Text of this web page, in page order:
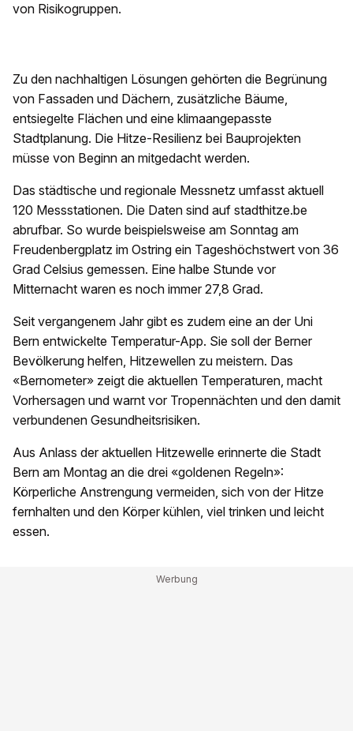
von Risikogruppen.
Zu den nachhaltigen Lösungen gehörten die Begrünung
von Fassaden und Dächern, zusätzliche Bäume,
entsiegelte Flächen und eine klimaangepasste
Stadtplanung. Die Hitze-Resilienz bei Bauprojekten
müsse von Beginn an mitgedacht werden.
Das städtische und regionale Messnetz umfasst aktuell
120 Messstationen. Die Daten sind auf stadthitze.be
abrufbar. So wurde beispielsweise am Sonntag am
Freudenbergplatz im Ostring ein Tageshöchstwert von 36
Grad Celsius gemessen. Eine halbe Stunde vor
Mitternacht waren es noch immer 27,8 Grad.
Seit vergangenem Jahr gibt es zudem eine an der Uni
Bern entwickelte Temperatur-App. Sie soll der Berner
Bevölkerung helfen, Hitzewellen zu meistern. Das
«Bernometer» zeigt die aktuellen Temperaturen, macht
Vorhersagen und warnt vor Tropennächten und den damit
verbundenen Gesundheitsrisiken.
Aus Anlass der aktuellen Hitzewelle erinnerte die Stadt
Bern am Montag an die drei «goldenen Regeln»:
Körperliche Anstrengung vermeiden, sich von der Hitze
fernhalten und den Körper kühlen, viel trinken und leicht
essen.